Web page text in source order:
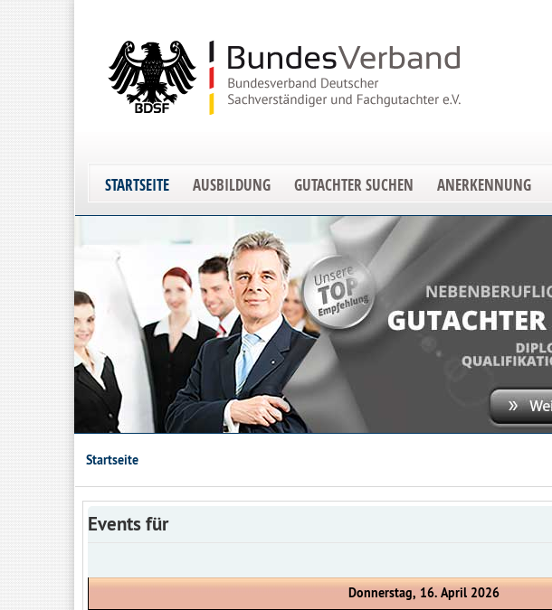
STARTSEITE AUSBILDUNG GUTACHTER SUCHEN ANERKENNUNG
Startseite
Events für
Donnerstag, 16. April 2026